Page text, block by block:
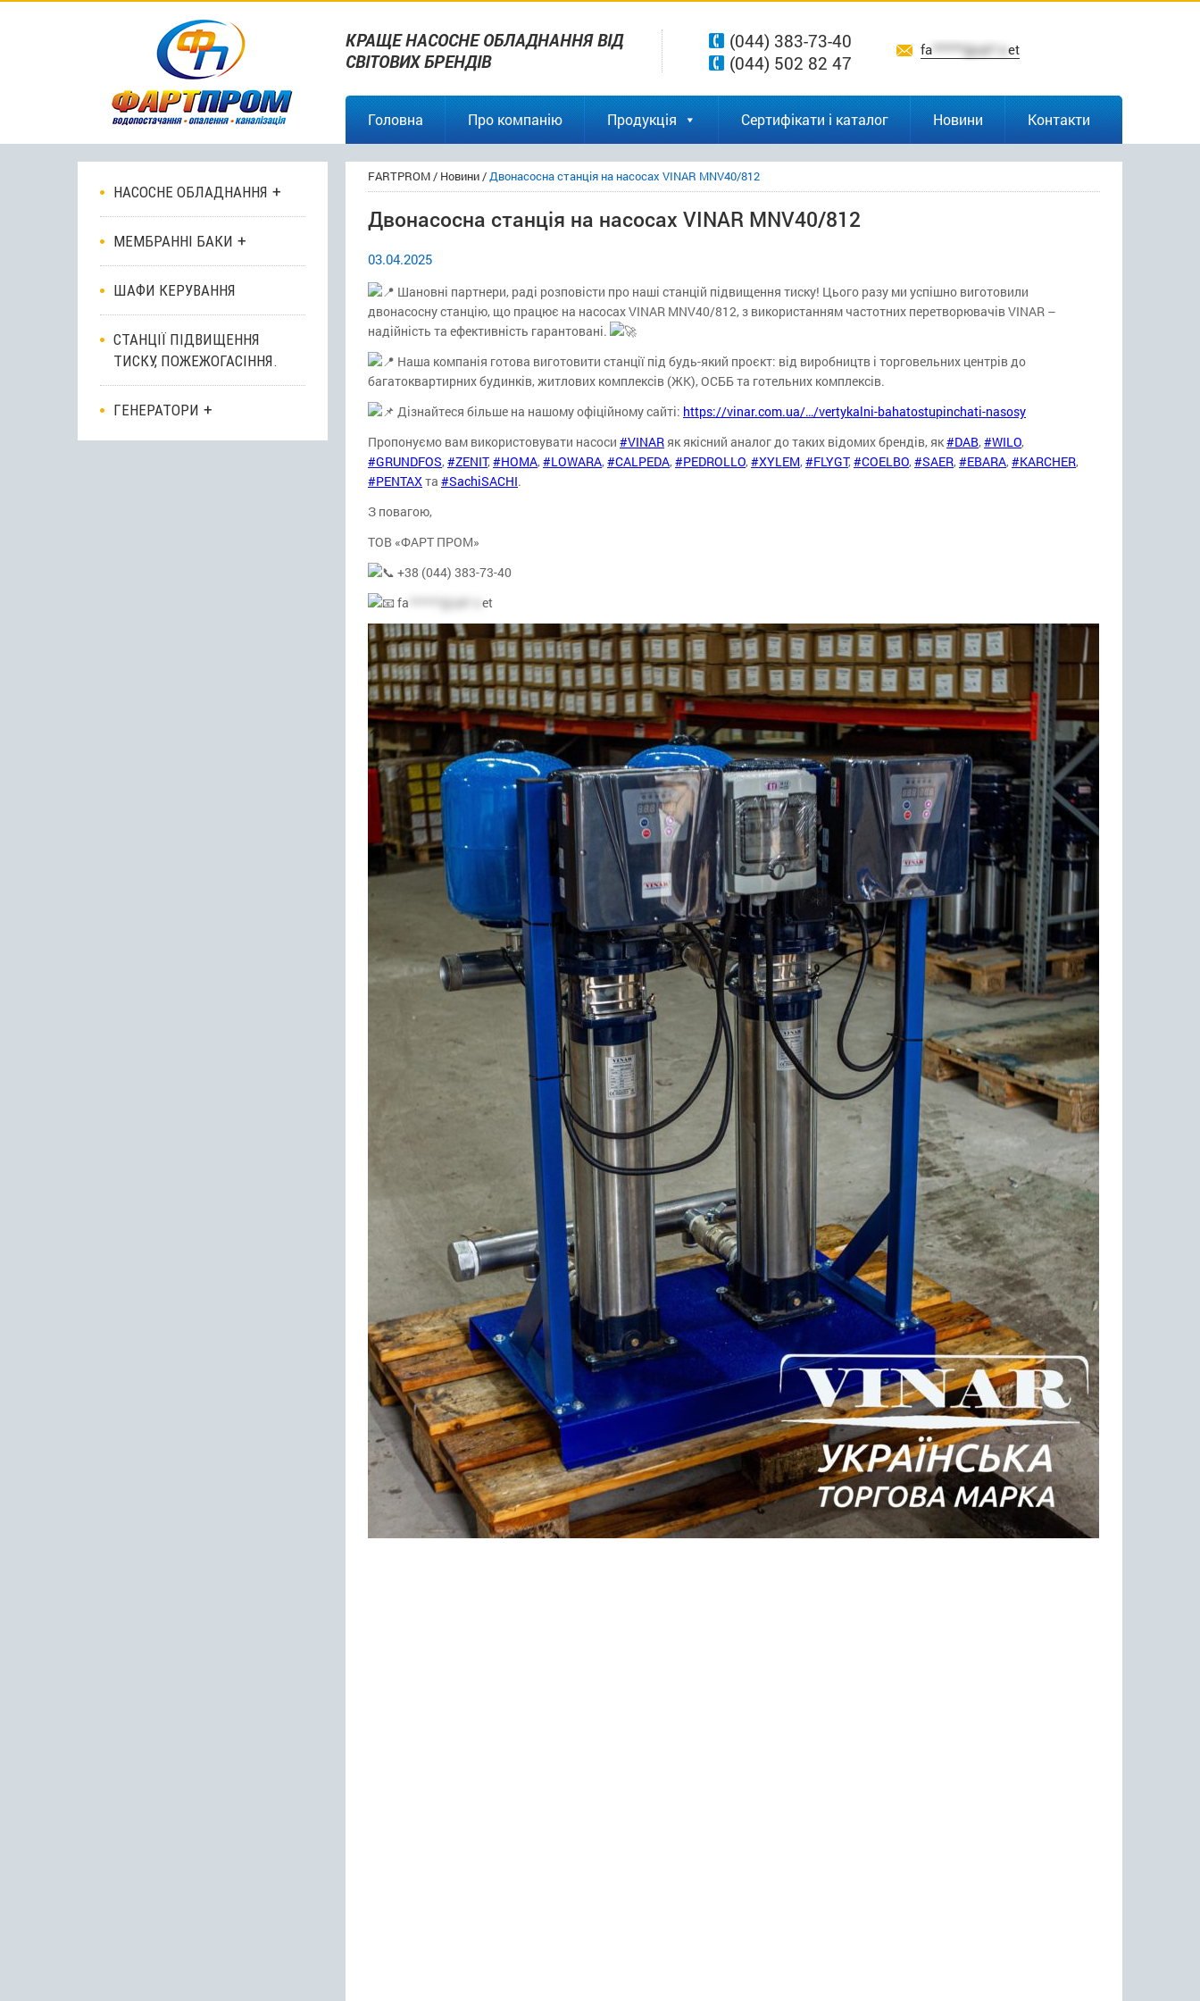
КРАЩЕ НАСОСНЕ ОБЛАДНАННЯ ВІД
СВІТОВИХ БРЕНДІВ
(044) 383-73-40
(044) 502 82 47
fa ******@uk*.n et
Головна Про компанію Продукція Сертифікати і каталог Новини Контакти
НАСОСНЕ ОБЛАДНАННЯ
МЕМБРАННІ БАКИ
ШАФИ КЕРУВАННЯ
СТАНЦІЇ ПІДВИЩЕННЯ
ТИСКУ, ПОЖЕЖОГАСІННЯ.
ГЕНЕРАТОРИ
FARTPROM/ Новини/Двонасосна станція на насосах VINAR MNV40/812
Двонасосна станція на насосах VINAR MNV40/812
03.04.2025
Шановні партнери, раді розповісти про наші станцій підвищення тиску! Цього разу ми успішно виготовили
двонасосну станцію, що працює на насосах VINAR MNV40/812, з використанням частотних перетворювачів VINAR –
надійність та ефективність гарантовані.
Наша компанія готова виготовити станції під будь-який проєкт: від виробництв і торговельних центрів до
багатоквартирних будинків, житлових комплексів (ЖК), ОСББ та готельних комплексів.
Дізнайтеся більше на нашому офіційному сайті: https://vinar.com.ua/…/vertykalni-bahatostupinchati-nasosy
Пропонуємо вам використовувати насоси #VINARяк якісний аналог до таких відомих брендів, як#DAB,#WILO,
#GRUNDFOS,#ZENIT,#HOMA,#LOWARA,#CALPEDA,#PEDROLLO,#XYLEM,#FLYGT,#COELBO,#SAER,#EBARA,#KARCHER,
#PENTAXта #SachiSACHI.
З повагою,
ТОВ «ФАРТ ПРОМ»
+38 (044) 383-73-40
fa ******@uk*.n et